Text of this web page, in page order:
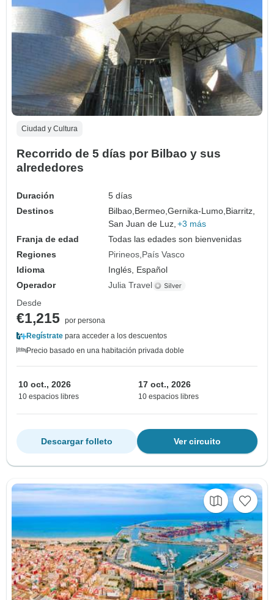
Ciudad y Cultura
Recorrido de 5 días por Bilbao y sus
alrededores
Duración
5 días
Destinos
Bilbao, Bermeo,Gernika-Lumo, Biarritz,
San Juan de Luz, +3 más
Franja de edad
Todas las edades son bienvenidas
Regiones
Pirineos País Vasco
Idioma
Inglés, Español
Operador
Julia Travel
Desde
€1,215 por persona
Regístrate para acceder a los descuentos
Precio basado en una habitación privada doble
10 oct., 2026
10 espacios libres
17 oct., 2026
10 espacios libres
Ver circuito
Descargar folleto